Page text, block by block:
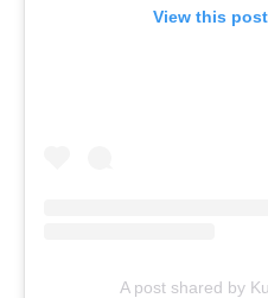
View this
A post shared by